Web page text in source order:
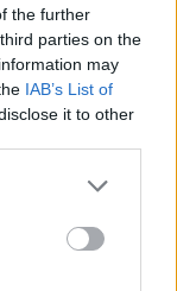
the further
parties on the
may
IAB’s List of
it to other
more Google
may click to
party tags to
below Google
della
operatori
ruolo da
connesso.